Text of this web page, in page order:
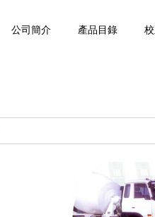
公司簡介 產品目錄